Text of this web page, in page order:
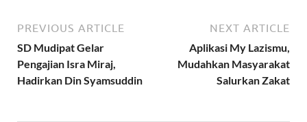
PREVIOUS ARTICLE
SD Mudipat Gelar
Pengajian Isra Miraj,
Hadirkan Din Syamsuddin
NEXT ARTICLE
Aplikasi My Lazismu,
Mudahkan Masyarakat
Salurkan Zakat